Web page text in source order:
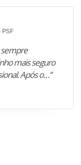
sempre
mais seguro
Após o…”